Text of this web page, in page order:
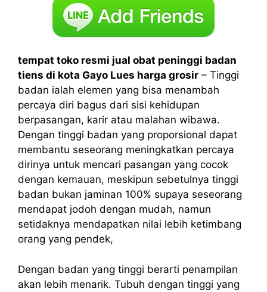
tempat toko resmi jual obat peninggi badan
tiens di kota Gayo Lues harga grosir – Tinggi
badan ialah elemen yang bisa menambah
percaya diri bagus dari sisi kehidupan
berpasangan, karir atau malahan wibawa.
Dengan tinggi badan yang proporsional dapat
membantu seseorang meningkatkan percaya
dirinya untuk mencari pasangan yang cocok
dengan kemauan, meskipun sebetulnya tinggi
badan bukan jaminan 100% supaya seseorang
mendapat jodoh dengan mudah, namun
setidaknya mendapatkan nilai lebih ketimbang
orang yang pendek,
Dengan badan yang tinggi berarti penampilan
akan lebih menarik. Tubuh dengan tinggi yang